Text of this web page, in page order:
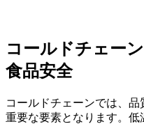
コールドチェー
食品安全
コールドチェーンでは、
重要な要素となります。